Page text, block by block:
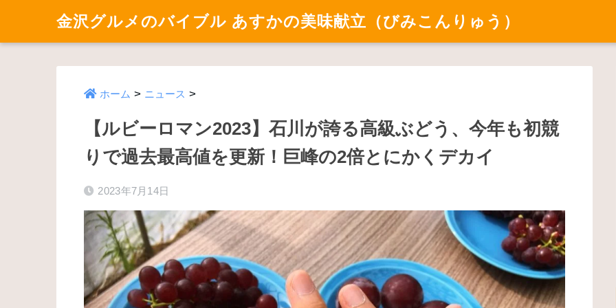
金沢グルメのバイブル あすかの美味献立（びみこんりゅう）
ホーム > ニュース >
【ルビーロマン2023】石川が誇る高級ぶどう、今年も初競
りで過去最高値を更新！巨峰の2倍とにかくデカイ
2023年7月14日